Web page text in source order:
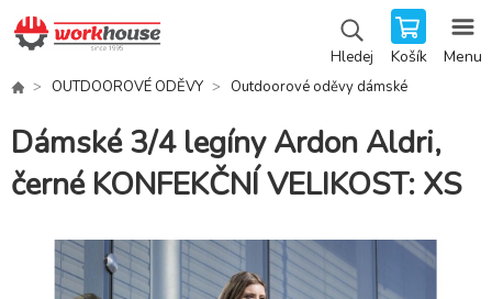
Hledej Košík Menu
OUTDOOROVÉ ODĚVY Outdoorové oděvy dámské
Dámské 3/4 legíny Ardon Aldri,
černé KONFEKČNÍ VELIKOST: XS